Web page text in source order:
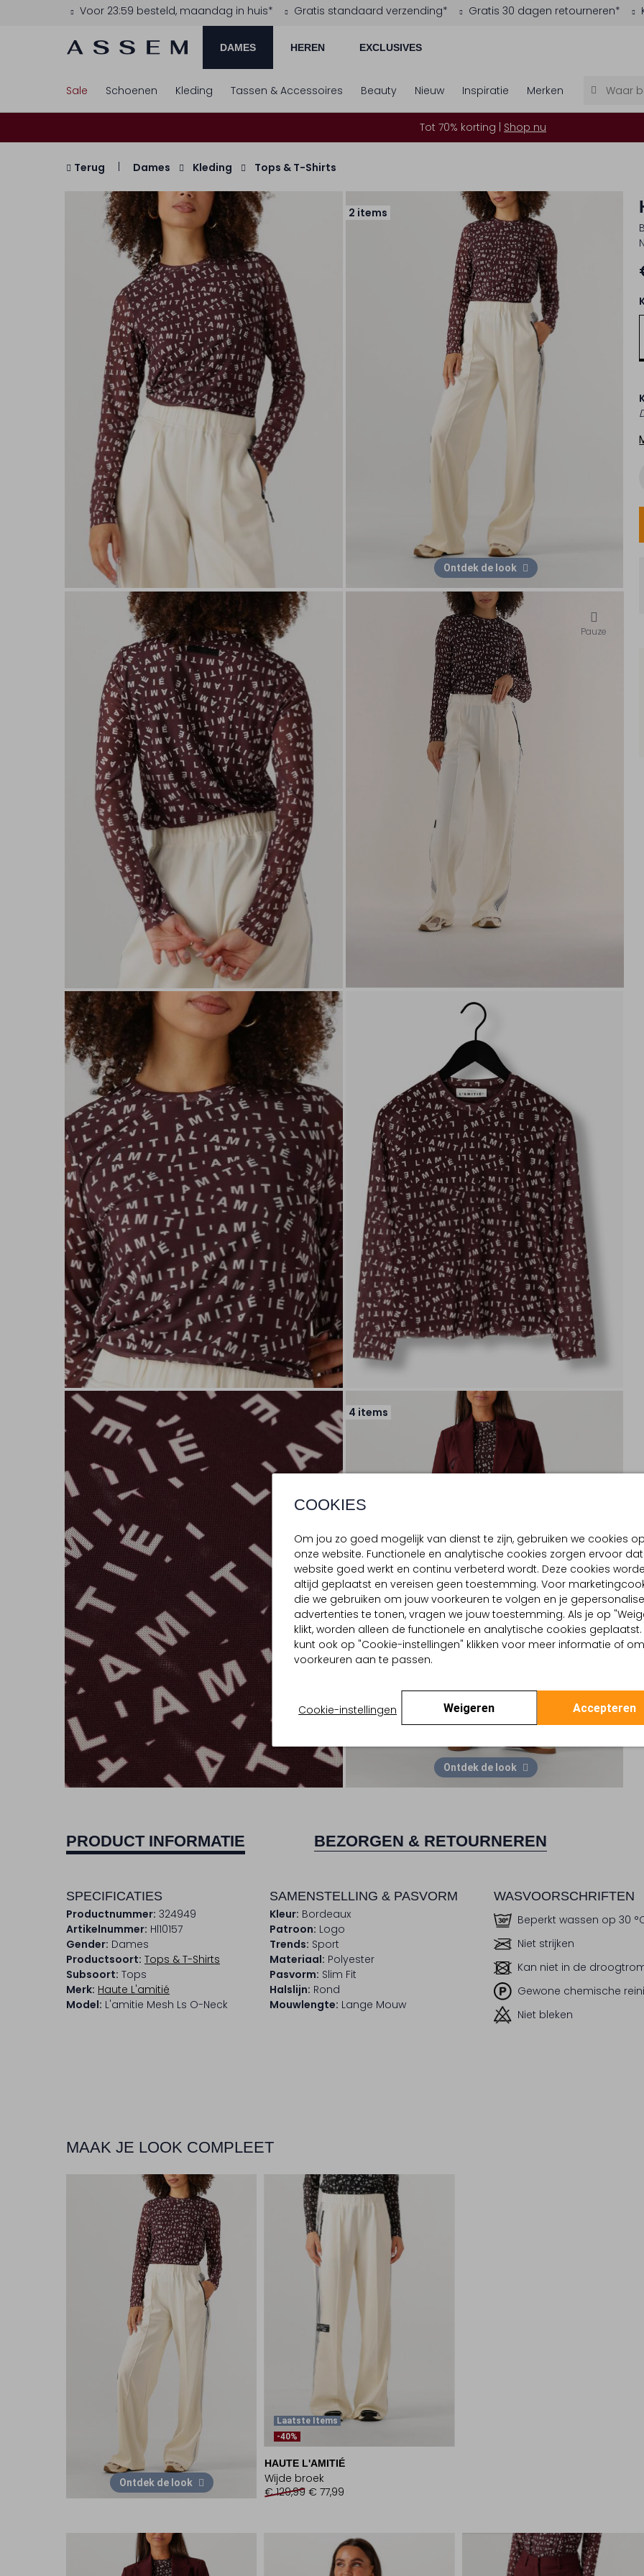
Voor 23:59 besteld, maandag in huis* Gratis standaard verzending* Gratis 30 dagen retourneren*
DAMES HEREN EXCLUSIVES
COOKIES
Om jou zo goed mogelijk van dienst te zijn, gebruiken we cookies op
onze website. Functionele en analytische cookies zorgen ervoor
website goed werkt en continu verbeterd wordt. Deze cookies
altijd geplaatst en vereisen geen toestemming. Voor
die we gebruiken om jouw voorkeuren te volgen en je
advertenties te tonen, vragen we jouw toestemming. Als je op
klikt, worden alleen de functionele en analytische cookies geplaatst.
kunt ook op "Cookie-instellingen" klikken voor meer informatie of
voorkeuren aan te passen.
Cookie-instellingen Weigeren Accepteren
Sale Schoenen Kleding Tassen & Accessoires Beauty Nieuw Inspiratie Merken
Tot 70% korting | Shop nu
Terug Dames Kleding Tops & T-Shirts
2 items
Ontdek de look
Pauze
4 items
Ontdek de look
PRODUCT INFORMATIE BEZORGEN & RETOURNEREN
SPECIFICATIES
Productnummer: 324949
Artikelnummer: Hl10157
Gender: Dames
Productsoort: Tops & T-Shirts
Subsoort: Tops
Merk: Haute L'amitié
Model: L'amitie Mesh Ls O-Neck
SAMENSTELLING & PASVORM
Kleur: Bordeaux
Patroon: Logo
Trends: Sport
Materiaal: Polyester
Pasvorm: Slim Fit
Halslijn: Rond
Mouwlengte: Lange Mouw
WASVOORSCHRIFTEN
Beperkt wassen op 30
Niet strijken
Kan niet in de
Gewone chemische
Niet bleken
MAAK JE LOOK COMPLEET
Ontdek de look
Laatste Items
-40%
HAUTE L'AMITIÉ
Wijde broek
€ 129,99 € 77,99